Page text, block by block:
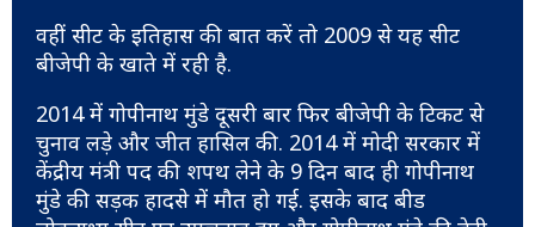
वहीं सीट के इतिहास की बात करें तो 2009 से यह सीट
बीजेपी के खाते में रही है.
2014 में गोपीनाथ मुंडे दूसरी बार फिर बीजेपी के टिकट से
चुनाव लड़े और जीत हासिल की. 2014 में मोदी सरकार में
केंद्रीय मंत्री पद की शपथ लेने के 9 दिन बाद ही गोपीनाथ
मुंडे की सड़क हादसे में मौत हो गई. इसके बाद बीड